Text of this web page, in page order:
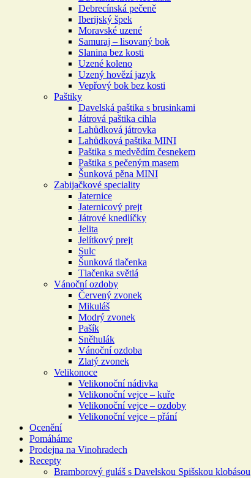
Debrecínská pečeně
Iberijský špek
Moravské uzené
Samuraj – lisovaný bok
Slanina bez kosti
Uzené koleno
Uzený hovězí jazyk
Vepřový bok bez kosti
Paštiky
Davelská paštika s brusinkami
Játrová paštika cihla
Lahůdková játrovka
Lahůdková paštika MINI
Paštika s medvědím česnekem
Paštika s pečeným masem
Šunková pěna MINI
Zabijačkové speciality
Jaternice
Jaternicový prejt
Játrové knedlíčky
Jelita
Jelítkový prejt
Sulc
Šunková tlačenka
Tlačenka světlá
Vánoční ozdoby
Červený zvonek
Mikuláš
Modrý zvonek
Pašík
Sněhulák
Vánoční ozdoba
Zlatý zvonek
Velikonoce
Velikonoční nádivka
Velikonoční vejce – kuře
Velikonoční vejce – ozdoby
Velikonoční vejce – přání
Ocenění
Pomáháme
Prodejna na Vinohradech
Recepty
Bramborový guláš s Davelskou Spišskou klobásou